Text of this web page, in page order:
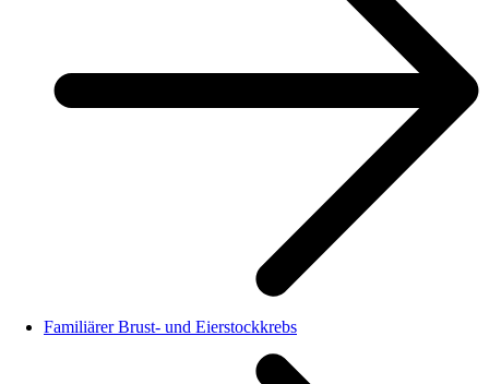
Familiärer Brust- und Eierstockkrebs